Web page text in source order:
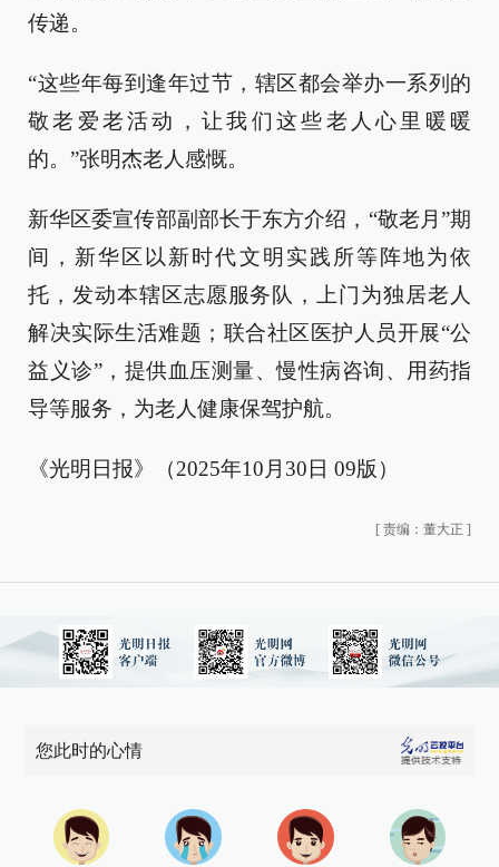
传递。
“这些年每到逢年过节，辖区都会举办一系列的
敬老爱老活动，让我们这些老人心里暖暖
的。”张明杰老人感慨。
新华区委宣传部副部长于东方介绍，“敬老月”期
间，新华区以新时代文明实践所等阵地为依
托，发动本辖区志愿服务队，上门为独居老人
解决实际生活难题；联合社区医护人员开展“公
益义诊”，提供血压测量、慢性病咨询、用药指
导等服务，为老人健康保驾护航。
《光明日报》（2025年10月30日 09版）
[ 责编：董大正 ]
您此时的心情